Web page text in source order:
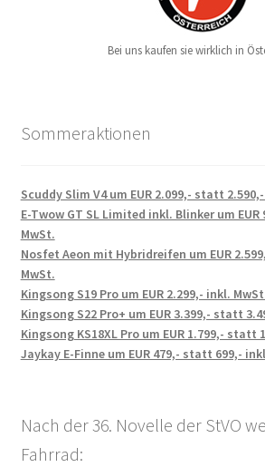
Bei uns kaufen sie wirklich in
Sommeraktionen
Scuddy Slim V4 um EUR 2.099,- statt
E-Twow GT SL Limited inkl. Blinker um
MwSt.
Nosfet Aeon mit Hybridreifen um EUR
MwSt.
Kingsong S19 Pro um EUR 2.299,- inkl.
Kingsong S22 Pro+ um EUR 3.399,- statt
Kingsong KS18XL Pro um EUR 1.799,- statt
Jaykay E-Finne um EUR 479,- statt 699,-
Nach der 36. Novelle der StVO
Fahrrad: